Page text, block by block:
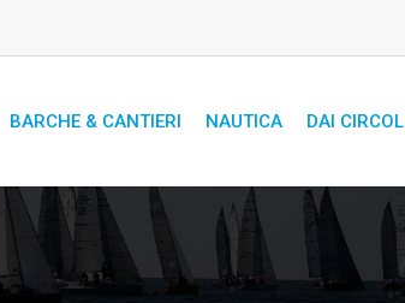
BARCHE & CANTIERI NAUTICA DAI